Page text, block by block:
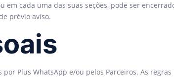
cada uma das suas seções, pode ser
prévio aviso.
Plus WhatsApp e/ou pelos Parceiros. As